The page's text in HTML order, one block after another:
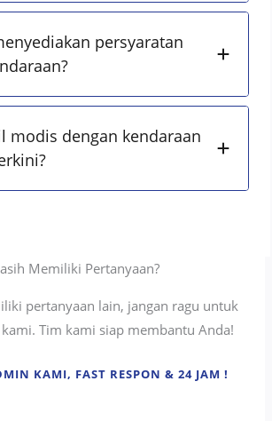
persyaratan
modis dengan kendaraan
Memiliki Pertanyaan?
pertanyaan lain, jangan ragu untuk
Tim kami siap membantu Anda!
KAMI, FAST RESPON & 24 JAM !